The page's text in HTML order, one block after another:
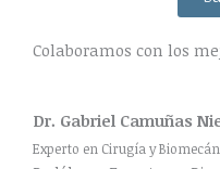
Colaboramos con los
Dr. Gabriel Camuñas
Experto en Cirugía y